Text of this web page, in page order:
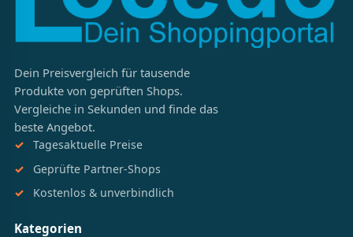
Dein Preisvergleich für tausende
Produkte von geprüften Shops.
Vergleiche in Sekunden und finde das
beste Angebot.
Tagesaktuelle Preise
Geprüfte Partner-Shops
Kostenlos & unverbindlich
Kategorien